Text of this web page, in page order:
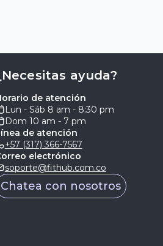
ayuda?
de atención
Lun - Sáb 8 am - 8:30 pm
Dom 10 am - 7 pm
de atención
+57 (317) 366-7567
electrónico
soporte@fithub.com.co
Chatea con nosotros